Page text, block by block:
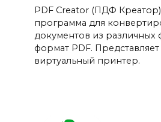
PDF Creator (ПДФ
программа для
документов из различных
формат PDF.
виртуальный принтер.